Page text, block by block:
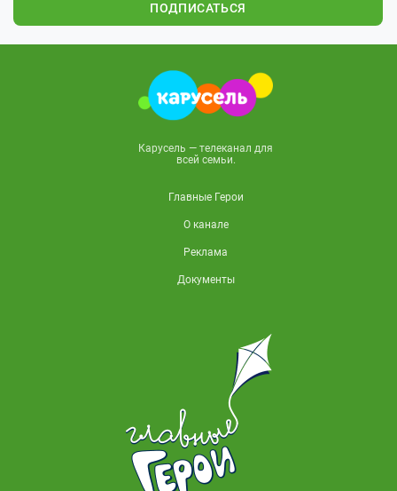
ПОДПИСАТЬСЯ
Карусель — телеканал для
всей семьи.
Главные Герои
О канале
Реклама
Документы